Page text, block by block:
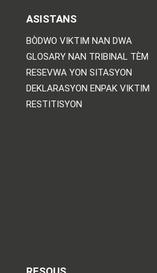
ASISTANS
BÒDWO VIKTIM NAN DWA
GLOSARY NAN TRIBINAL TÈM
RESEVWA YON SITASYON
DEKLARASYON ENPAK VIKTIM
RESTITISYON